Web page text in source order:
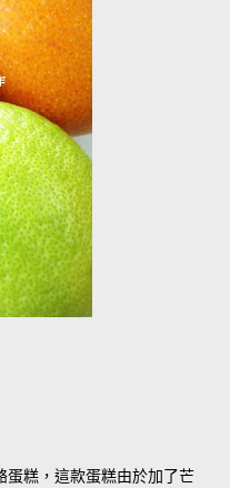
蛋糕，這款蛋糕由於加了芒